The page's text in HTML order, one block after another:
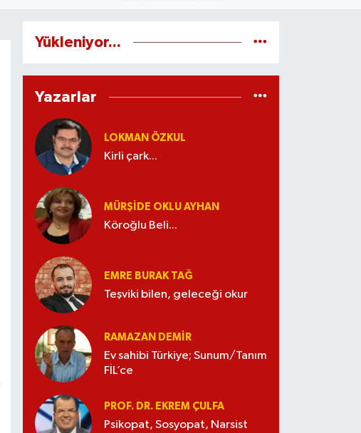
Yükleniyor...
Yazarlar
LOKMAN ÖZKUL
Kirli çark...
MÜRŞIDE OKLU AYHAN
Köroğlu Beli...
EMRE BURAK TAĞ
Teşviki bilen, geleceği okur
RAMAZAN DEMİR
Ev sahibi Türkiye; Sunum/Tanım
FİL’ce
PROF. DR. EKREM ÇULFA
Psikopat, Sosyopat, Narsist